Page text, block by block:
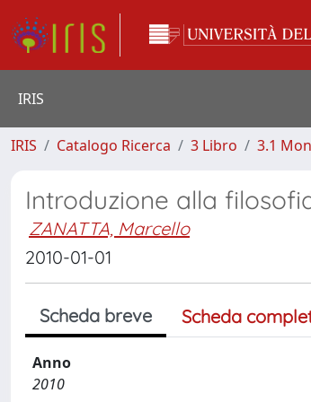
IRIS
IRIS Catalogo Ricerca 3 Libro 3.1
Introduzione alla
ZANATTA, Marcello
2010-01-01
Scheda breve Scheda
Anno
2010